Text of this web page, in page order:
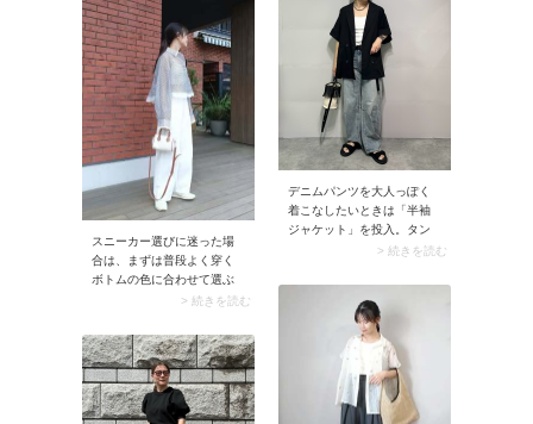
丸くカーブしていない直線
的なデザインを選ぶとイン
ナー感がなく上品に見えま
すよ。白のカップ付きキャ
ミソールならオールマイテ
ィに使えて便利。
夏らしさがあり、シーズン
ムードがグンとアップ。し
かも落ち着いた色のバッグ
が大人っぽいムードを醸し
出します。
スニーカー選びに迷った場
合は、まずは普段よく穿く
ボトムの色に合わせて選ぶ
と簡単です。例えば白など
のはオールホワイトのクリ
ーンなスニーカー。コーデ
を選ばず合わせられるのも
魅力です。また、ボリュー
ムの出すぎないシャープな
> 続きを読む
デニムパンツを大人っぽく
着こなしたいときは「半袖
ジャケット」を投入。タン
クトップやキャミソールに
ゃれな大人カジュアルに。
いつものデニムが今どきの
ルックスに決まりますよ。
> 続きを読む